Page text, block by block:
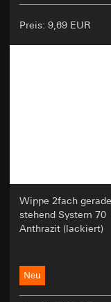
Preis: 9,69 EUR
Wippe 2fach gerade
stehend System 70
Anthrazit (lackiert)
Neu